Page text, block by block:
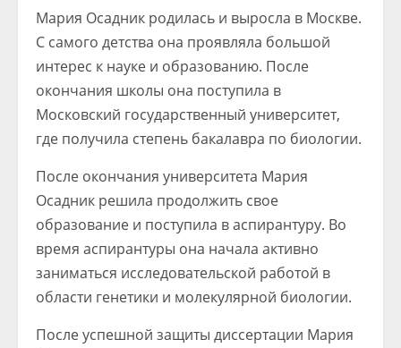
Mария Осадник родилась и выросла в Москве.
С самого детства она проявляла большой
интерес к науке и образованию. После
окончания школы она поступила в
Московский государственный университет,
где получила степень бакалавра по биологии.
После окончания университета Мария
Осадник решила продолжить свое
образование и поступила в аспирантуру. Во
время аспирантуры она начала активно
заниматься исследовательской работой в
области генетики и молекулярной биологии.
После успешной защиты диссертации Мария